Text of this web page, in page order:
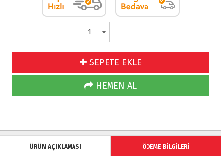
SEPETE EKLE
HEMEN AL
ÜRÜN AÇIKLAMASI ÖDEME BİLGİLERİ